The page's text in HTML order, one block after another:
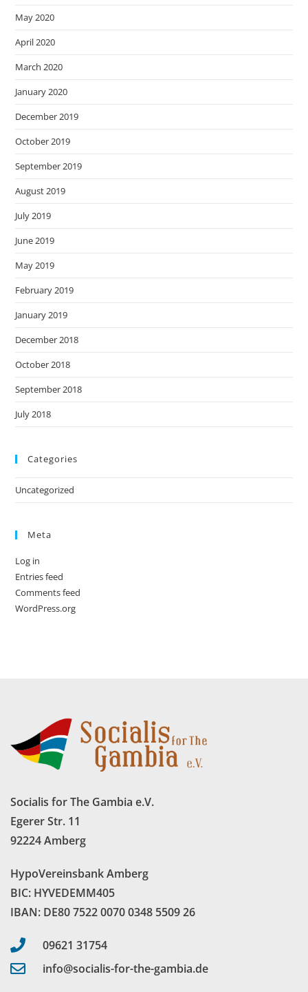
May 2020
April 2020
March 2020
January 2020
December 2019
October 2019
September 2019
August 2019
July 2019
June 2019
May 2019
February 2019
January 2019
December 2018
October 2018
September 2018
July 2018
Categories
Uncategorized
Meta
Log in
Entries feed
Comments feed
WordPress.org
Socialis for The Gambia e.V.
Egerer Str. 11
92224 Amberg
HypoVereinsbank Amberg
BIC: HYVEDEMM405
IBAN: DE80 7522 0070 0348 5509 26
09621 31754
info@socialis-for-the-gambia.de